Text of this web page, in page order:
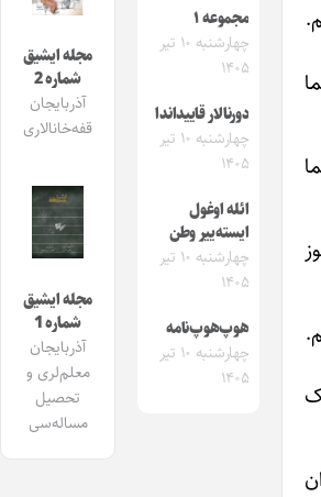
مجموعه ۱
چهارشنبه ۱۰ تیر
۱۴۰۵
دورنالار قاییداندا
چهارشنبه ۱۰ تیر
۱۴۰۵
ائله اوغول
ایسته‌ییر وطن
چهارشنبه ۱۰ تیر
۱۴۰۵
هوپ‌هوپ‌نامه
چهارشنبه ۱۰ تیر
۱۴۰۵
مجله ایشیق
شماره 2
آذربایجان
قفه‌خانالاری
مجله ایشیق
شماره 1
آذربایجان
معلم‌لری و
تحصیل
مساله‌سی